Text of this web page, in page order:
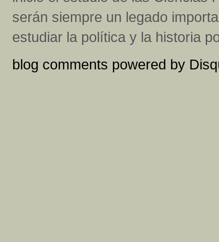
serán siempre un legado
estudiar la política y la historia
blog comments powered by